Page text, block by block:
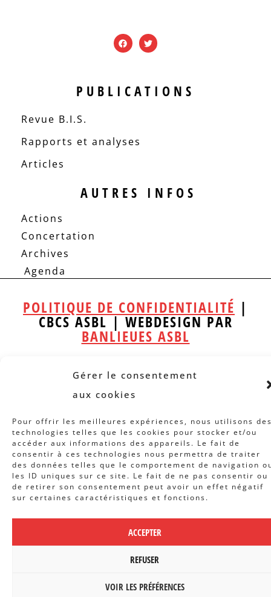
Gérer le consentement
aux cookies
Pour offrir les meilleures expériences, nous utilisons
technologies telles que les cookies pour stocker et/ou
accéder aux informations des appareils. Le fait de
consentir à ces technologies nous permettra de traiter
des données telles que le comportement de navigation
les ID uniques sur ce site. Le fait de ne pas consentir ou
de retirer son consentement peut avoir un effet négatif
sur certaines caractéristiques et fonctions.
ACCEPTER
REFUSER
VOIR LES PRÉFÉRENCES
PUBLICATIONS
Revue B.I.S.
Rapports et analyses
Articles
AUTRES INFOS
Actions
Concertation
Archives
Agenda
POLITIQUE DE CONFIDENTIALITÉ |
CBCS ASBL | WEBDESIGN PAR
BANLIEUES ASBL